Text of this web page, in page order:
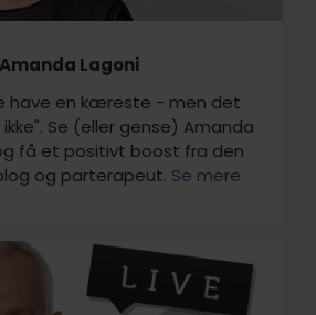
Amanda Lagoni
have en kæreste - men det
Se (eller gense) Amanda
og få et positivt boost fra den
og parterapeut. Se mere